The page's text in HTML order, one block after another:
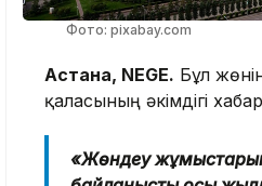
Фото: pixabay.com
Астана, NEGE. Бұл
қаласының әкімдігі
«Жөндеу